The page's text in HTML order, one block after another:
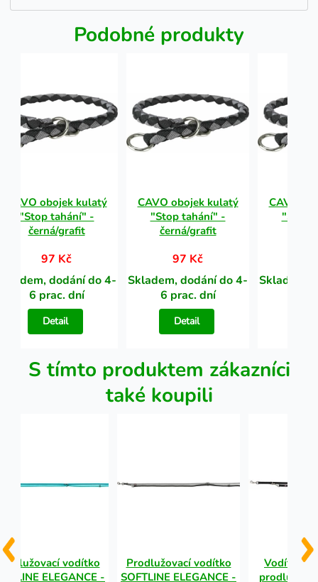
Podobné produkty
CAVO obojek kulatý
"Stop tahání" -
černá/grafit
97 Kč
dodání do 4-
6 prac. dní
Detail
CAVO obojek kulatý
"Stop tahání" -
černá/grafit
97 Kč
Skladem, dodání do 4-
6 prac. dní
Detail
CAVO
"Stop
Skladem,
S tímto produktem zákazníci
také koupili
vodítko
ELEGANCE -
Prodlužovací vodítko
SOFTLINE ELEGANCE -
Vodítko